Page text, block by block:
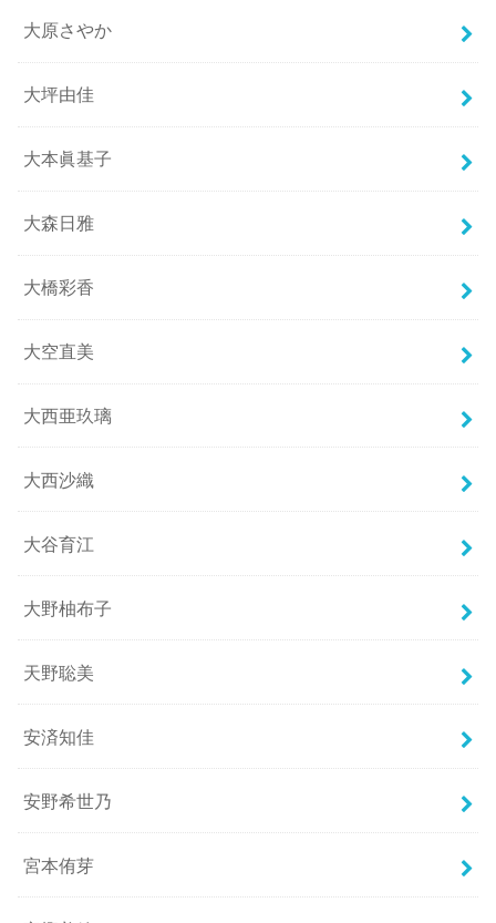
大原さやか
大坪由佳
大本眞基子
大森日雅
大橋彩香
大空直美
大西亜玖璃
大西沙織
大谷育江
大野柚布子
天野聡美
安済知佳
安野希世乃
宮本侑芽